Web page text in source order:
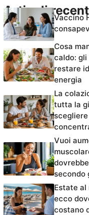
Articoli
Vaccino
Cosa
caldo:
restare
energia
La
tutta la
Vuoi
secondo
Estate al
ecco
costano